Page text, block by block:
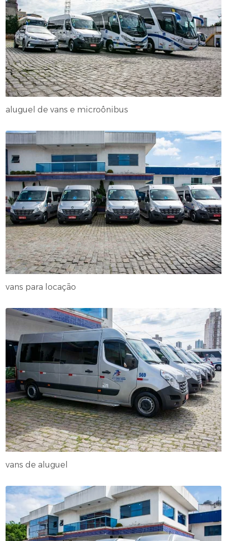
aluguel de vans e microônibus
vans para locação
vans de aluguel